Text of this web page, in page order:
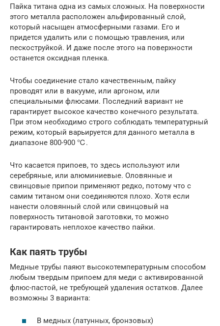
Пайка титана одна из самых сложных. На поверхности
этого металла расположен альфированный слой,
который насыщен атмосферными газами. Его и
придется удалить или с помощью травления, или
пескоструйкой. И даже после этого на поверхности
останется оксидная пленка.
Чтобы соединение стало качественным, пайку
проводят или в вакууме, или аргоном, или
специальными флюсами. Последний вариант не
гарантирует высокое качество конечного результата.
При этом необходимо строго соблюдать температурный
режим, который варьируется для данного металла в
диапазоне 800-900 ℃.
Что касается припоев, то здесь используют или
серебряные, или алюминиевые. Оловянные и
свинцовые припои применяют редко, потому что с
самим титаном они соединяются плохо. Хотя если
нанести оловянный слой или свинцовый на
поверхность титановой заготовки, то можно
гарантировать неплохое качество пайки.
Как паять трубы
Медные трубы паяют высокотемпературным способом
любым твердым припоем для меди с активированной
флюс-пастой, не требующей удаления остатков. Далее
возможны 3 варианта:
В медных (латунных, бронзовых)